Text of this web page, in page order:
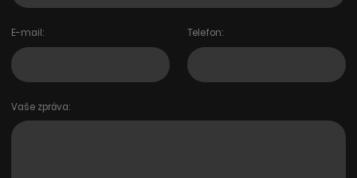
E-mail: Telefon:
Vaše zpráva: